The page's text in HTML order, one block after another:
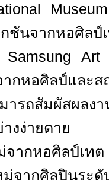
ชันจากหอศิลป์
Samsung
กหอศิลป์และส
ถสัมผัสผลงา
งง่ายดาย
จากหอศิลป์เท
จากศิลปินระ